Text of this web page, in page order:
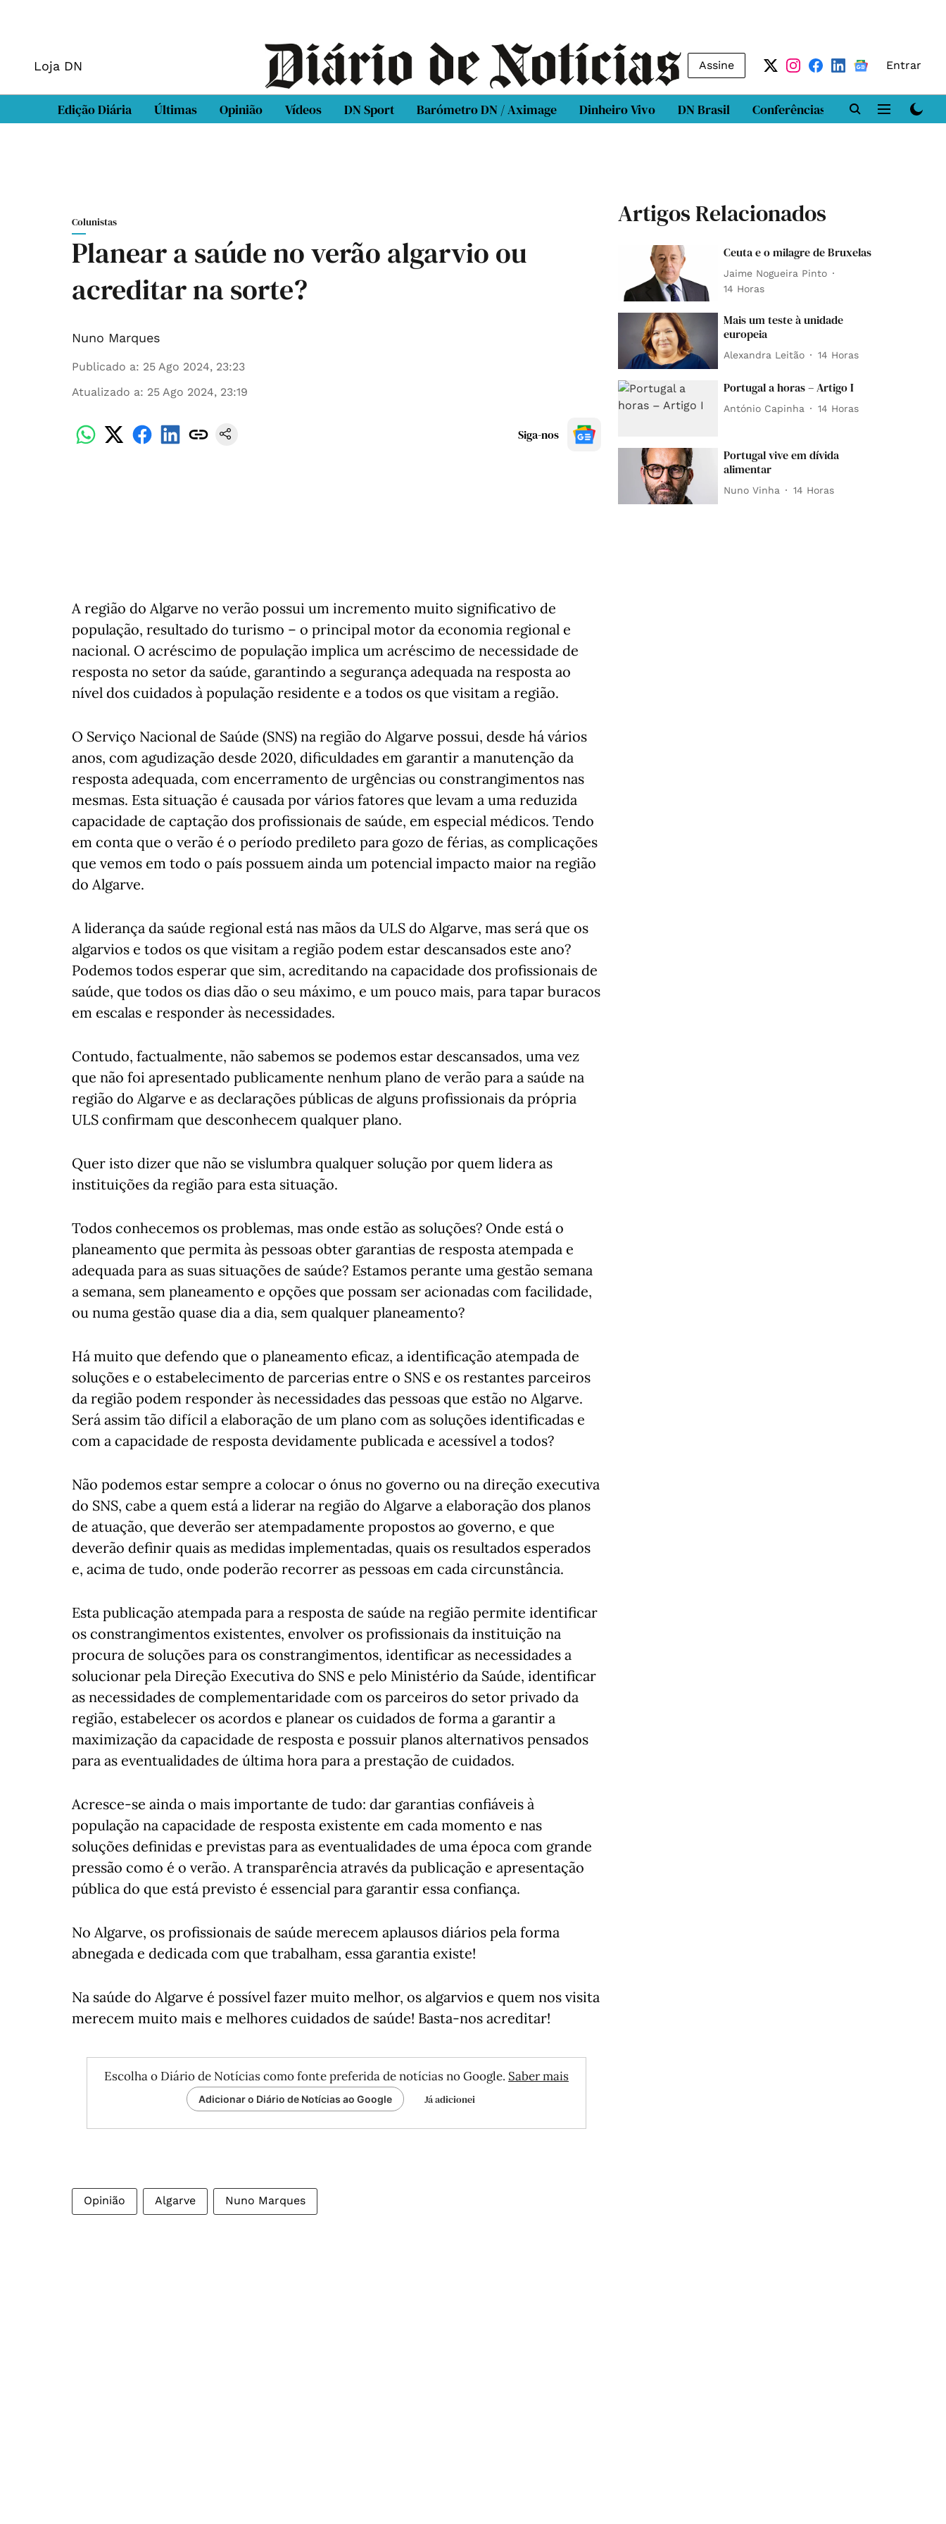
Loja DN Assine Entrar
Edição Diária Últimas Opinião Vídeos DN Sport Barómetro DN / Aximage Dinheiro Vivo DN Brasil Conferências DN LAB
Colunistas
Planear a saúde no verão algarvio ou
acreditar na sorte?
Nuno Marques
Publicado a: 25 Ago 2024, 23:23
Atualizado a: 25 Ago 2024, 23:19
Siga-nos
A região do Algarve no verão possui um incremento muito significativo de
população, resultado do turismo – o principal motor da economia regional e
nacional. O acréscimo de população implica um acréscimo de necessidade de
resposta no setor da saúde, garantindo a segurança adequada na resposta ao
nível dos cuidados à população residente e a todos os que visitam a região.
O Serviço Nacional de Saúde (SNS) na região do Algarve possui, desde há vários
anos, com agudização desde 2020, dificuldades em garantir a manutenção da
resposta adequada, com encerramento de urgências ou constrangimentos nas
mesmas. Esta situação é causada por vários fatores que levam a uma reduzida
capacidade de captação dos profissionais de saúde, em especial médicos. Tendo
em conta que o verão é o período predileto para gozo de férias, as complicações
que vemos em todo o país possuem ainda um potencial impacto maior na região
do Algarve.
A liderança da saúde regional está nas mãos da ULS do Algarve, mas será que os
algarvios e todos os que visitam a região podem estar descansados este ano?
Podemos todos esperar que sim, acreditando na capacidade dos profissionais de
saúde, que todos os dias dão o seu máximo, e um pouco mais, para tapar buracos
em escalas e responder às necessidades.
Contudo, factualmente, não sabemos se podemos estar descansados, uma vez
que não foi apresentado publicamente nenhum plano de verão para a saúde na
região do Algarve e as declarações públicas de alguns profissionais da própria
ULS confirmam que desconhecem qualquer plano.
Quer isto dizer que não se vislumbra qualquer solução por quem lidera as
instituições da região para esta situação.
Todos conhecemos os problemas, mas onde estão as soluções? Onde está o
planeamento que permita às pessoas obter garantias de resposta atempada e
adequada para as suas situações de saúde? Estamos perante uma gestão semana
a semana, sem planeamento e opções que possam ser acionadas com facilidade,
ou numa gestão quase dia a dia, sem qualquer planeamento?
Há muito que defendo que o planeamento eficaz, a identificação atempada de
soluções e o estabelecimento de parcerias entre o SNS e os restantes parceiros
da região podem responder às necessidades das pessoas que estão no Algarve.
Será assim tão difícil a elaboração de um plano com as soluções identificadas e
com a capacidade de resposta devidamente publicada e acessível a todos?
Não podemos estar sempre a colocar o ónus no governo ou na direção executiva
do SNS, cabe a quem está a liderar na região do Algarve a elaboração dos planos
de atuação, que deverão ser atempadamente propostos ao governo, e que
deverão definir quais as medidas implementadas, quais os resultados esperados
e, acima de tudo, onde poderão recorrer as pessoas em cada circunstância.
Esta publicação atempada para a resposta de saúde na região permite identificar
os constrangimentos existentes, envolver os profissionais da instituição na
procura de soluções para os constrangimentos, identificar as necessidades a
solucionar pela Direção Executiva do SNS e pelo Ministério da Saúde, identificar
as necessidades de complementaridade com os parceiros do setor privado da
região, estabelecer os acordos e planear os cuidados de forma a garantir a
maximização da capacidade de resposta e possuir planos alternativos pensados
para as eventualidades de última hora para a prestação de cuidados.
Acresce-se ainda o mais importante de tudo: dar garantias confiáveis à
população na capacidade de resposta existente em cada momento e nas
soluções definidas e previstas para as eventualidades de uma época com grande
pressão como é o verão. A transparência através da publicação e apresentação
pública do que está previsto é essencial para garantir essa confiança.
No Algarve, os profissionais de saúde merecem aplausos diários pela forma
abnegada e dedicada com que trabalham, essa garantia existe!
Na saúde do Algarve é possível fazer muito melhor, os algarvios e quem nos visita
merecem muito mais e melhores cuidados de saúde! Basta-nos acreditar!
Escolha o Diário de Notícias como fonte preferida de notícias no Google. Saber mais
Adicionar o Diário de Notícias ao Google Já adicionei
Opinião Algarve Nuno Marques
Artigos Relacionados
Ceuta e o milagre de Bruxelas
Jaime Nogueira Pinto
14 Horas
Mais um teste à unidade
europeia
Alexandra Leitão 14 Horas
Portugal a horas – Artigo I
António Capinha 14 Horas
Portugal vive em dívida
alimentar
Nuno Vinha 14 Horas